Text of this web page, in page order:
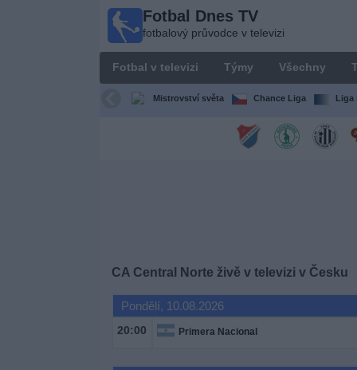
Fotbal Dnes TV
fotbalový průvodce v televizi
Fotbal v televizi Týmy Všechny
Mistrovství světa Chance Liga Liga
CA Central Norte živě v televizi v Česku
Pondělí, 10.08.2026
20:00 Primera Nacional